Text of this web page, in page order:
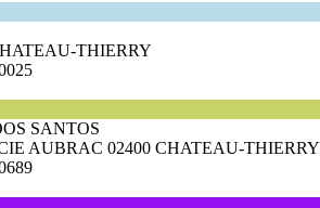
THIERRY
SANTOS
AUBRAC 02400 CHATEAU-THIERRY